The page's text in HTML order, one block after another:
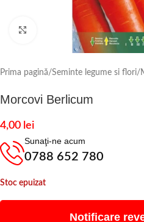
Click to enlarge
Prima pagină/Seminte legume si flori/
Morcovi Berlicum
4,00 lei
Sunaţi-ne acum
0788 652 780
Stoc epuizat
Notificare